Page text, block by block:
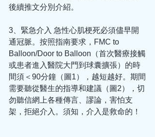
後續推文分別介紹。
3、緊急介入 急性心肌梗死必須儘早開
通冠脈。按照指南要求，FMC to
Balloon/Door to Balloon（首次醫療接觸
或患者進入醫院大門到球囊擴張）的時
間須＜90分鐘（圖1），越短越好。期間
需要聽從醫生的指導和建議（圖2），切
勿聽信網上各種傳言、謬論，害怕支
架，拒絕介入。須知，介入是救命的！